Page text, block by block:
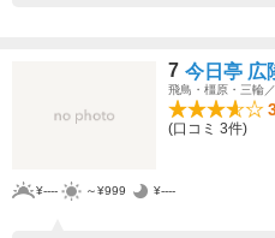
7 今日亭 広
飛鳥・橿原・三輪
(口コミ 3件)
¥---- ～¥999 ¥----